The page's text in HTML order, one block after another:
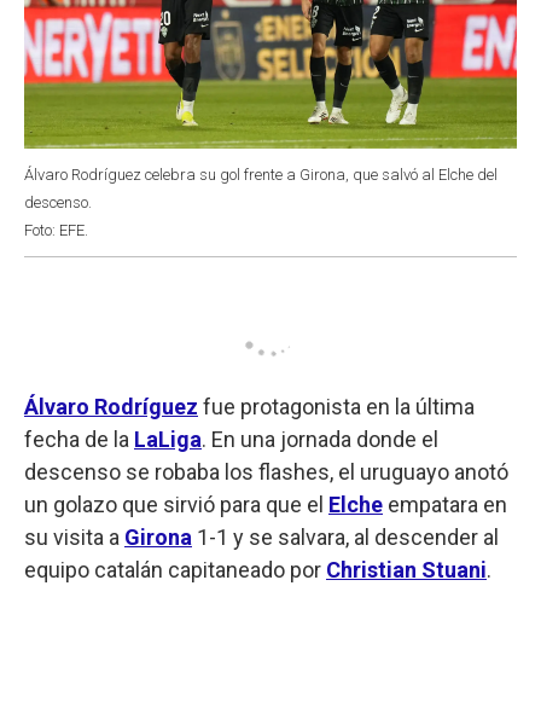
Álvaro Rodríguez celebra su gol frente a Girona, que salvó al Elche del
descenso.
Foto: EFE.
Álvaro Rodríguez fue protagonista en la última
fecha de la LaLiga. En una jornada donde el
descenso se robaba los flashes, el uruguayo anotó
un golazo que sirvió para que el Elche empatara en
su visita a Girona 1-1 y se salvara, al descender al
equipo catalán capitaneado por Christian Stuani.